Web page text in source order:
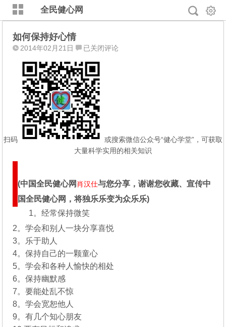
全民健心网
如何保持好心情
2014年02月21日
如
保
持
好
心
情
已关闭评论
扫码
或搜索微信公众号“健心学堂”，可获取
大量科学实用的相关知识
(中国全民健心网 肖汉仕与您分享，谢谢您收藏、宣传中
国全民健心网，将独乐乐变为众乐乐)
1。经常保持微笑
2。学会和别人一块分享喜悦
3。乐于助人
4。保持自己的一颗童心
5。学会和各种人愉快的相处
6。保持幽默感
7。要能处乱不惊
8。学会宽恕他人
9。有几个知心朋友